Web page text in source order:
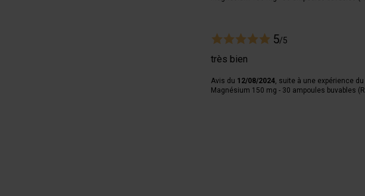
5/5
très bien
Avis du 12/08/2024, suite à une expérience du
Magnésium 150 mg - 30 ampoules buvables